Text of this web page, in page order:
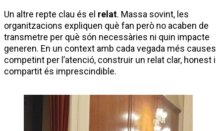
Un altre repte clau és el relat. Massa sovint, les
organitzacions expliquen què fan però no acaben de
transmetre per què són necessàries ni quin impacte
generen. En un context amb cada vegada més causes
competint per l’atenció, construir un relat clar, honest i
compartit és imprescindible.